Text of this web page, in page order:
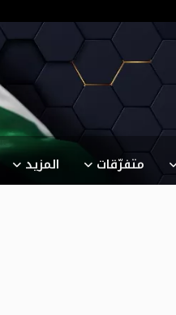
متفرّقات المزيد